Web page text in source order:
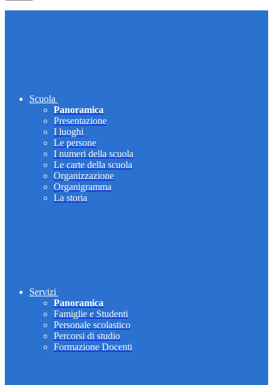
Scuola
Panoramica
Presentazione
I luoghi
Le persone
I numeri della scuola
Le carte della scuola
Organizzazione
Organigramma
La storia
Servizi
Panoramica
Famiglie e Studenti
Personale scolastico
Percorsi di studio
Formazione Docenti